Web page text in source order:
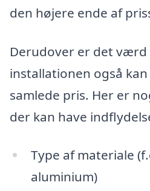
den højere ende af
Derudover er det værd
installationen også
samlede pris. Her er
der kan have
Type af materiale
aluminium)